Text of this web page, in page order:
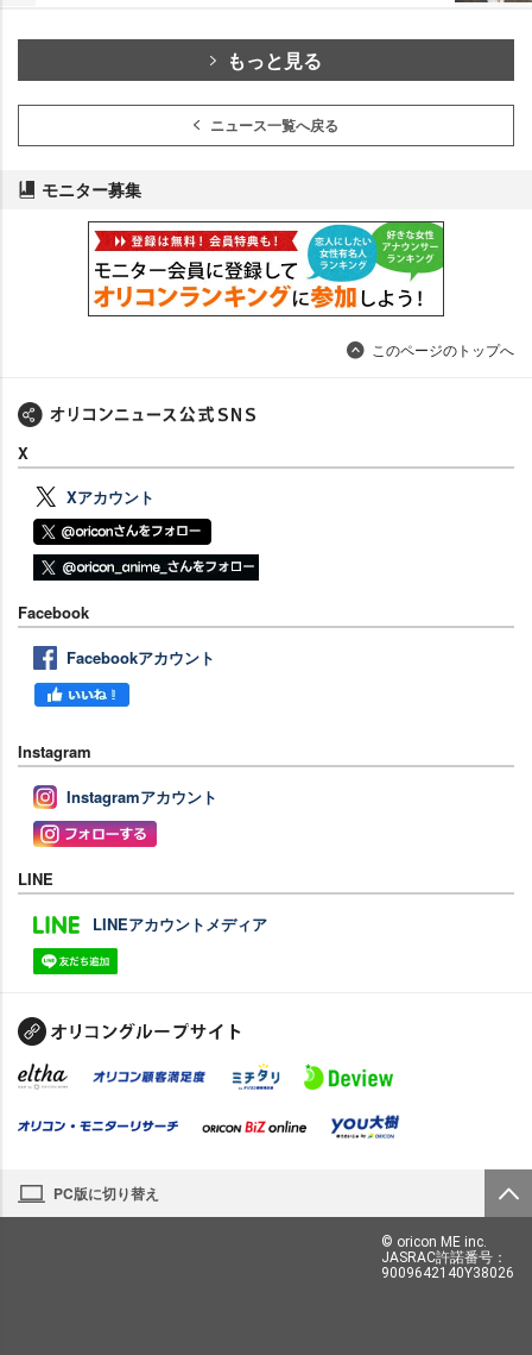
もっと見る
ニュース一覧へ戻る
モニター募集
このページのトップへ
X
Xアカウント
Facebook
Facebookアカウント
Instagram
Instagramアカウント
LINE
LINEアカウントメディア
PC版に切り替え
© oricon ME inc.
JASRAC許諾番号：
9009642140Y38026